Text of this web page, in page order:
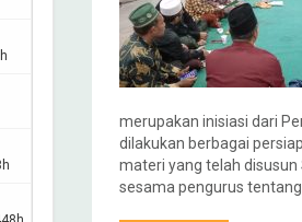
merupakan inisiasi dari
dilakukan berbagai
materi yang telah disusun
sesama pengurus tentang